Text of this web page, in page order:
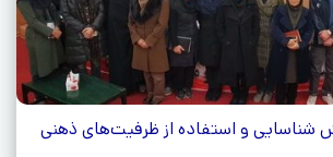
شناسایی و استفاده از ظرفیت‌های ذهنی